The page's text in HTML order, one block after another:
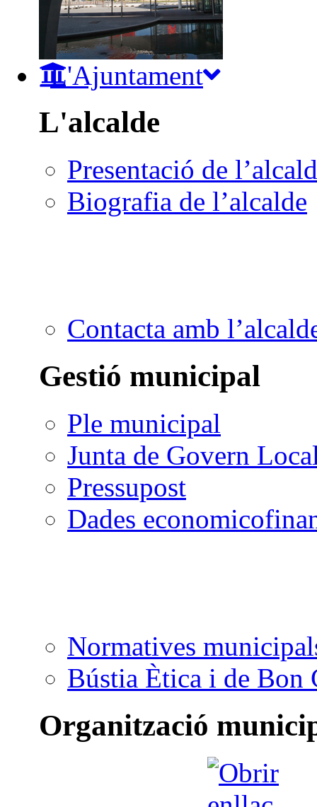
L'Ajuntament
L'alcalde
Presentació de
Biografia de l’alcalde
Contacta amb
Gestió municipal
Ple municipal
Junta de Govern
Pressupost
Dades
Normatives
Bústia Ètica i de Bon
Organització